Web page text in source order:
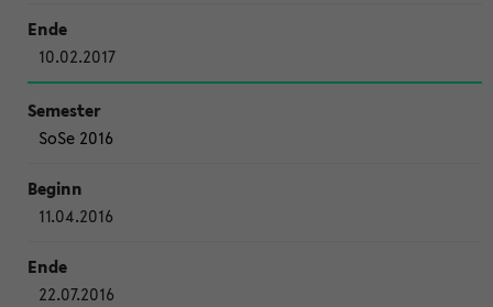
10.02.2017
SoSe 2016
11.04.2016
22.07.2016